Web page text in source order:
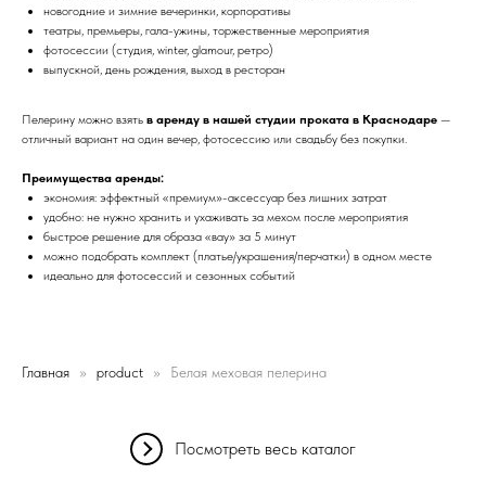
новогодние и зимние вечеринки, корпоративы
театры, премьеры, гала-ужины, торжественные мероприятия
фотосессии (студия, winter, glamour, ретро)
выпускной, день рождения, выход в ресторан
Пелерину можно взять в аренду в нашей студии проката в Краснодаре —
отличный вариант на один вечер, фотосессию или свадьбу без покупки.
Преимущества аренды:
экономия: эффектный «премиум»-аксессуар без лишних затрат
удобно: не нужно хранить и ухаживать за мехом после мероприятия
быстрое решение для образа «вау» за 5 минут
можно подобрать комплект (платье/украшения/перчатки) в одном месте
идеально для фотосессий и сезонных событий
Главная product Белая меховая пелерина
Посмотреть весь каталог